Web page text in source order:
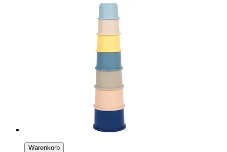
Warenkorb